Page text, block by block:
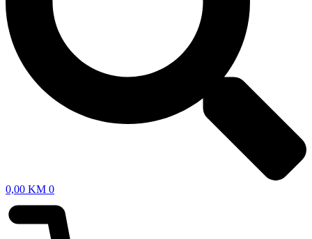
0,00 KM 0